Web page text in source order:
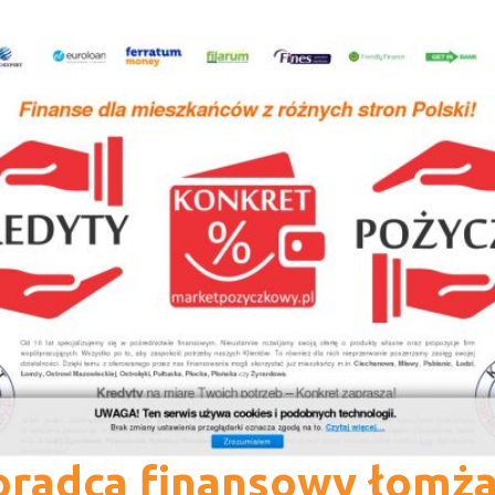
finansowy